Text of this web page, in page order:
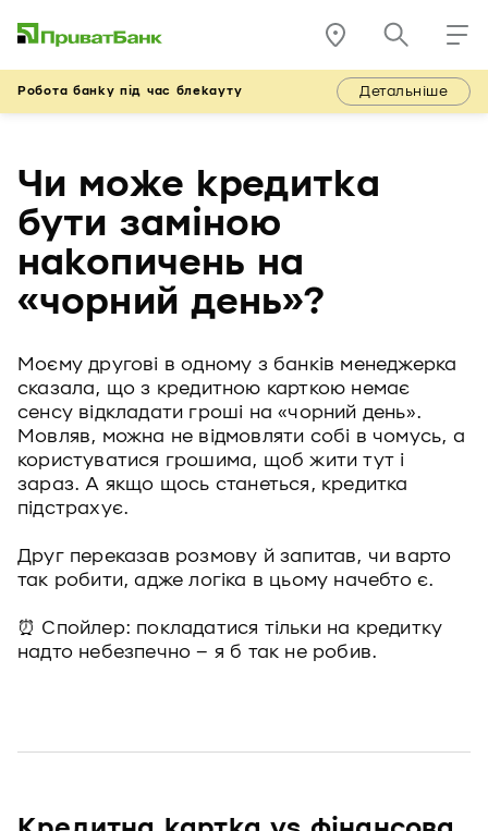
Робота банку під час блекауту Детальніше
Чи може кредитка
бути заміною
накопичень на
«чорний день»?
Моєму другові в одному з банків менеджерка
сказала, що з кредитною карткою немає
сенсу відкладати гроші на «чорний день».
Мовляв, можна не відмовляти собі в чомусь, а
користуватися грошима, щоб жити тут і
зараз. А якщо щось станеться, кредитка
підстрахує.
Друг переказав розмову й запитав, чи варто
так робити, адже логіка в цьому начебто є.
⏰ Спойлер: покладатися тільки на кредитку
надто небезпечно – я б так не робив.